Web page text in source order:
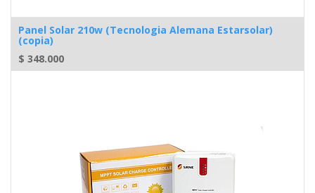
Panel Solar 210w (Tecnologia Alemana Estarsolar)
(copia)
$ 348.000